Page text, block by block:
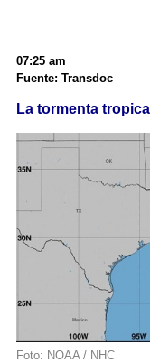
07:25 am
Fuente: Transdoc
La tormenta
Foto: NOAA / NHC